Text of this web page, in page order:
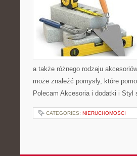
a także różnego rodzaju
może znaleźć pomysły, które
Polecam Akcesoria i dodatki i
CATEGORIES: NIERUCHOMOŚCI